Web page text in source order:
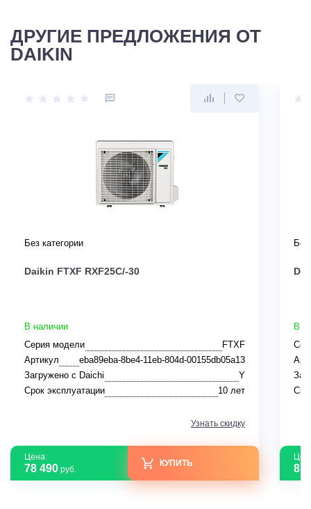
ДРУГИЕ ПРЕДЛОЖЕНИЯ ОТ
DAIKIN
Без категории
Daikin FTXF RXF25C/-30
В наличии
Серия модели
FTXF
Артикул
eba89eba-8be4-11eb-804d-00155db05a13
Загружено с Daichi
Y
Срок эксплуатации
10 лет
Узнать скидку
Цена:
78 490 руб.
КУПИТЬ
Без
В
87